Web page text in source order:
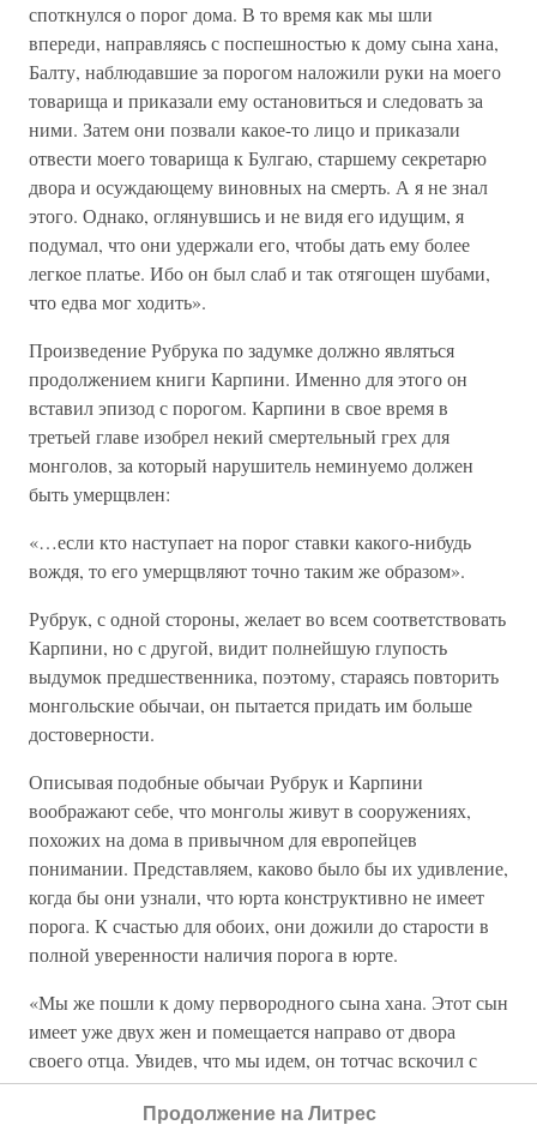
споткнулся о порог дома. В то время как мы шли
впереди, направляясь с поспешностью к дому сына хана,
Балту, наблюдавшие за порогом наложили руки на моего
товарища и приказали ему остановиться и следовать за
ними. Затем они позвали какое-то лицо и приказали
отвести моего товарища к Булгаю, старшему секретарю
двора и осуждающему виновных на смерть. А я не знал
этого. Однако, оглянувшись и не видя его идущим, я
подумал, что они удержали его, чтобы дать ему более
легкое платье. Ибо он был слаб и так отягощен шубами,
что едва мог ходить».
Произведение Рубрука по задумке должно являться
продолжением книги Карпини. Именно для этого он
вставил эпизод с порогом. Карпини в свое время в
третьей главе изобрел некий смертельный грех для
монголов, за который нарушитель неминуемо должен
быть умерщвлен:
«…если кто наступает на порог ставки какого-нибудь
вождя, то его умерщвляют точно таким же образом».
Рубрук, с одной стороны, желает во всем соответствовать
Карпини, но с другой, видит полнейшую глупость
выдумок предшественника, поэтому, стараясь повторить
монгольские обычаи, он пытается придать им больше
достоверности.
Описывая подобные обычаи Рубрук и Карпини
воображают себе, что монголы живут в сооружениях,
похожих на дома в привычном для европейцев
понимании. Представляем, каково было бы их удивление,
когда бы они узнали, что юрта конструктивно не имеет
порога. К счастью для обоих, они дожили до старости в
полной уверенности наличия порога в юрте.
«Мы же пошли к дому первородного сына хана. Этот сын
имеет уже двух жен и помещается направо от двора
своего отца. Увидев, что мы идем, он тотчас вскочил с
ложа, на котором сидел, распростерся на землю, ударяясь
о нее лбом и преклоняясь перед крестом».
Продолжение на Литрес